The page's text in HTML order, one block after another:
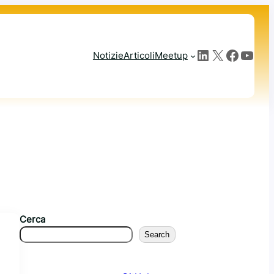
NotizieArticoliMeetup LinkedIn X Facebook YouTube
Cerca
Search